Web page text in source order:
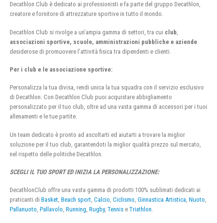
Decathlon Club è dedicato ai professionisti e fa parte del gruppo Decathlon,
creatore e fornitore di attrezzature sportive in tutto il mondo.
Decathlon Club si rivolge a un’ampia gamma di settori, tra cui club
associazioni sportive, scuole, amministrazioni pubbliche e aziende
desiderose di promuovere l’attività fisica tra dipendenti e clienti.
Per i club e le associazione sportive:
Personalizza la tua divisa, rendi unica la tua squadra con il servizio esclusivo
di Decathlon. Con Decathlon Club puoi acquistare abbigliamento
personalizzato per il tuo club, oltre ad una vasta gamma di accessori per i tuoi
allenamenti e le tue partite.
Un team dedicato è pronto ad ascoltarti ed aiutarti a trovare la miglior
soluzione per il tuo club, garantendoti la miglior qualità prezzo sul mercato,
nel rispetto delle politiche Decathlon.
SCEGLI IL TUO SPORT ED INIZIA LA PERSONALIZZAZIONE:
DecathlonClub offre una vasta gamma di prodotti 100% sublimati dedicati ai
praticanti di Basket, Beach sport, Calcio, Ciclismo, Ginnastica Artistica, Nuoto,
Pallanuoto, Pallavolo, Running, Rugby, Tennis e Triathlon.